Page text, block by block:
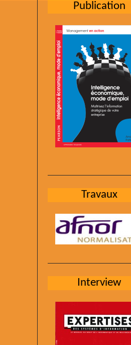
Publication
Travaux
Interview